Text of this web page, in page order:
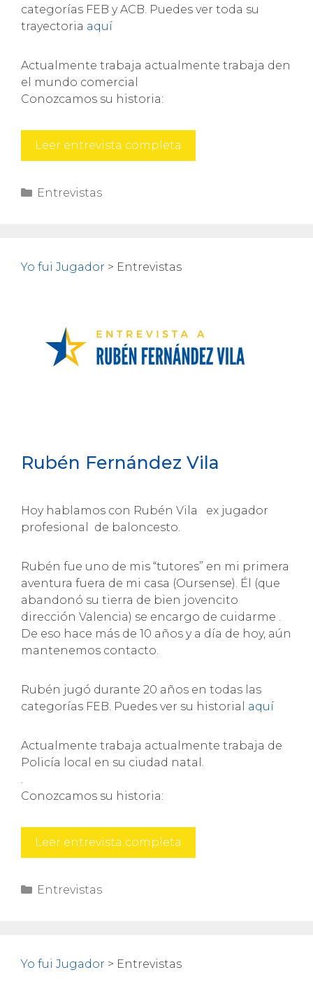
categorías FEB y ACB. Puedes ver toda su
trayectoria aquí
Actualmente trabaja actualmente trabaja den
el mundo comercial
Conozcamos su historia:
Leer entrevista completa
Ruf
Categorías
Entrevistas
Yo fui Jugador > Entrevistas
Rubén Fernández Vila
Hoy hablamos con Rubén Vila ex jugador
profesional de baloncesto.
Rubén fue uno de mis “tutores” en mi primera
aventura fuera de mi casa (Oursense). Él (que
abandonó su tierra de bien jovencito
dirección Valencia) se encargo de cuidarme .
De eso hace más de 10 años y a día de hoy, aún
mantenemos contacto.
Rubén jugó durante 20 años en todas las
categorías FEB. Puedes ver su historial aquí
Actualmente trabaja actualmente trabaja de
Policía local en su ciudad natal.
Conozcamos su historia:
Leer entrevista completa
Fernández
Categorías
Entrevistas
Yo fui Jugador > Entrevistas